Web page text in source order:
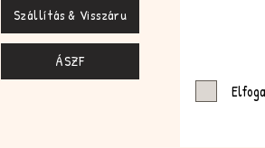
Szállítás & Visszáru
ÁSZF